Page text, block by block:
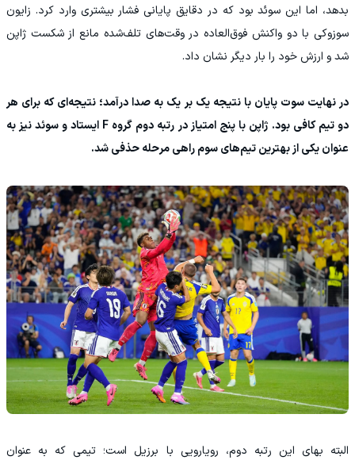
بدهد، اما این سوئد بود که در دقایق پایانی فشار بیشتری وارد کرد. زایون
سوزوکی با دو واکنش فوق‌العاده در وقت‌های تلف‌شده مانع از شکست ژاپن
شد و ارزش خود را بار دیگر نشان داد.
در نهایت سوت پایان با نتیجه یک بر یک به صدا درآمد؛ نتیجه‌ای که برای هر
دو تیم کافی بود. ژاپن با پنج امتیاز در رتبه دوم گروه F ایستاد و سوئد نیز به
عنوان یکی از بهترین تیم‌های سوم راهی مرحله حذفی شد.
البته بهای این رتبه دوم، رویارویی با برزیل است؛ تیمی که به عنوان